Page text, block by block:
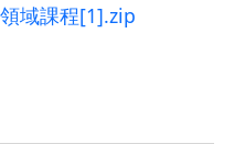
域課程[1].zip